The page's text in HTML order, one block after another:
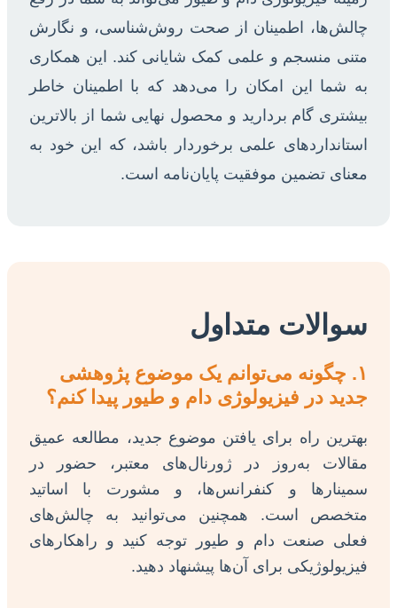
چالش‌ها، اطمینان از صحت روش‌شناسی، و نگارش
متنی منسجم و علمی کمک شایانی کند. این همکاری
به شما این امکان را می‌دهد که با اطمینان خاطر
بیشتری گام بردارید و محصول نهایی شما از بالاترین
استانداردهای علمی برخوردار باشد، که این خود به
معنای تضمین موفقیت پایان‌نامه است.
سوالات متداول
۱. چگونه می‌توانم یک موضوع پژوهشی
جدید در فیزیولوژی دام و طیور پیدا کنم؟
بهترین راه برای یافتن موضوع جدید، مطالعه عمیق
مقالات به‌روز در ژورنال‌های معتبر، حضور در
سمینارها و کنفرانس‌ها، و مشورت با اساتید
متخصص است. همچنین می‌توانید به چالش‌های
فعلی صنعت دام و طیور توجه کنید و راهکارهای
فیزیولوژیکی برای آن‌ها پیشنهاد دهید.